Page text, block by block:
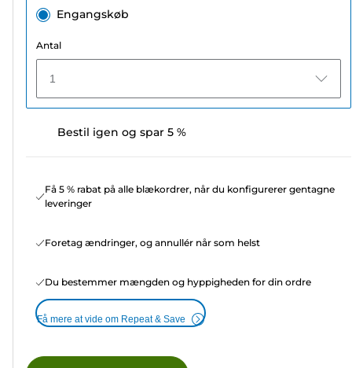
Engangskøb
Antal
1
Bestil igen og spar 5 %
Få 5 % rabat på alle blækordrer, når du konfigurerer gentagne
leveringer
Foretag ændringer, og annullér når som helst
Du bestemmer mængden og hyppigheden for din ordre
Få mere at vide om Repeat & Save